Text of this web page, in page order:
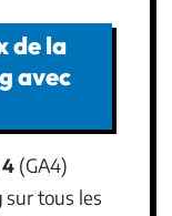
de la
avec
(GA4)
sur tous les